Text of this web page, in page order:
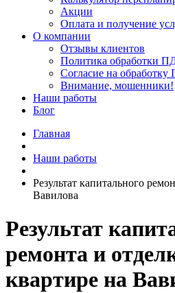
Акции
Оплата и получение
О компании
Отзывы клиентов
Политика обработки
Согласие на обработку
Внимание, мошенники!
Наши работы
Блог
Главная
Наши работы
Результат капитального
Вавилова
Результат
ремонта и
квартире на